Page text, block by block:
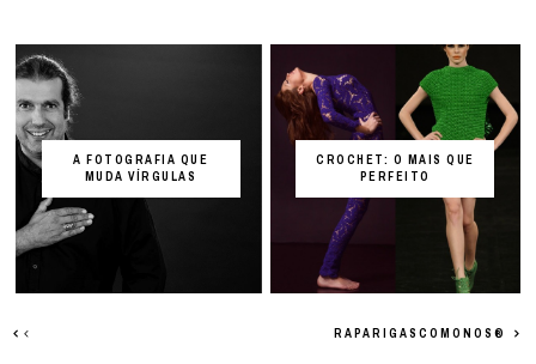
A FOTOGRAFIA QUE
MUDA VÍRGULAS
CROCHET: O MAIS QUE
PERFEITO
RAPARIGASCOMONOS®